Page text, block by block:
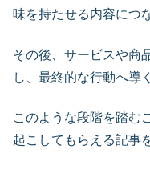
味を持たせる内容につ
その後、サービスや商
し、最終的な行動へ導
このような段階を踏む
起こしてもらえる記事